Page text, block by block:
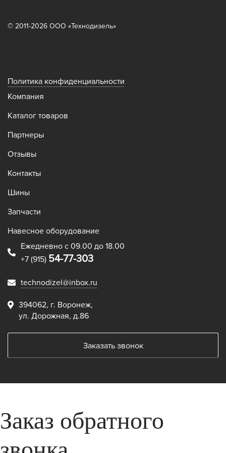
© 2011-2026 ООО «Технодизель»
Политика конфиденциальности
Компания
Каталог товаров
Партнеры
Отзывы
Контакты
Шины
Запчасти
Навесное оборудование
Ежедневно с 09.00 до 18.00
+7 (915) 54-77-303
technodizel@inbox.ru
394062, г. Воронеж,
ул. Дорожная, д.86
Заказать звонок
Заказ обратного